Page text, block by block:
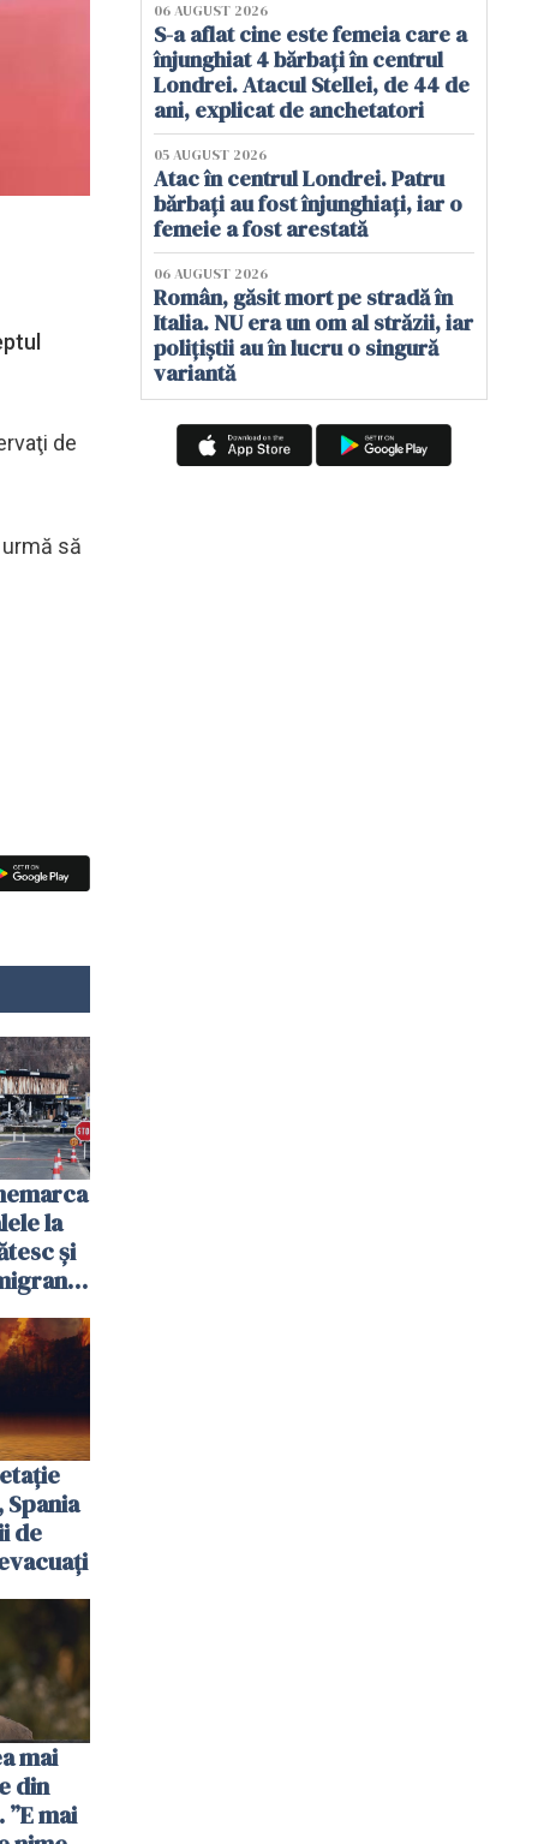
de
să
la
și
Spania
de
mai
din
mai
06 AUGUST 2026
S-a aflat cine este femeia care a
înjunghiat 4 bărbați în centrul
Londrei. Atacul Stellei, de 44 de
ani, explicat de anchetatori
05 AUGUST 2026
Atac în centrul Londrei. Patru
bărbați au fost înjunghiați, iar o
femeie a fost arestată
06 AUGUST 2026
Român, găsit mort pe stradă în
Italia. NU era un om al străzii, iar
polițiștii au în lucru o singură
variantă